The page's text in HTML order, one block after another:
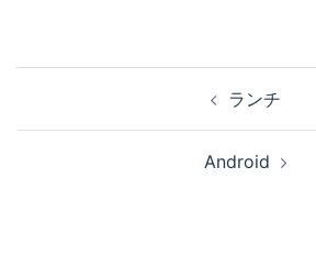
ランチ
Android